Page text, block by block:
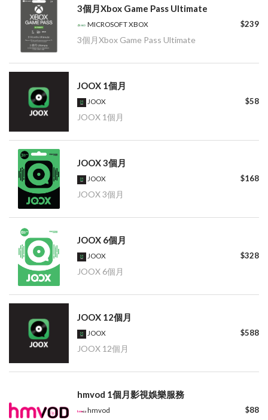
3個月Xbox Game Pass Ultimate
$239
MICROSOFT XBOX
3個月Xbox Game Pass Ultimate
JOOX 1個月
$58
JOOX
JOOX 1個月
JOOX 3個月
$168
JOOX
JOOX 3個月
JOOX 6個月
$328
JOOX
JOOX 6個月
JOOX 12個月
$588
JOOX
JOOX 12個月
hmvod 1個月影視娛樂服務
$88
hmvod